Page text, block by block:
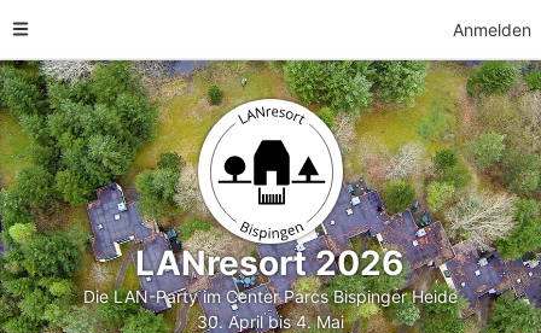
Anmelden
LANresort 2026
Die LAN-Party im Center Parcs Bispinger Heide
30. April bis 4. Mai